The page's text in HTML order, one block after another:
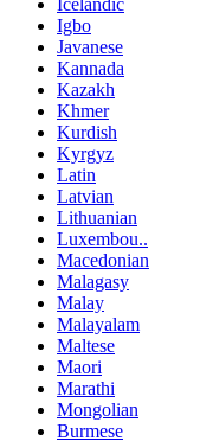
Icelandic
Igbo
Javanese
Kannada
Kazakh
Khmer
Kurdish
Kyrgyz
Latin
Latvian
Lithuanian
Luxembou..
Macedonian
Malagasy
Malay
Malayalam
Maltese
Maori
Marathi
Mongolian
Burmese